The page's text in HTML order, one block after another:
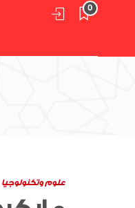
0
علوم وتكنولوجيا